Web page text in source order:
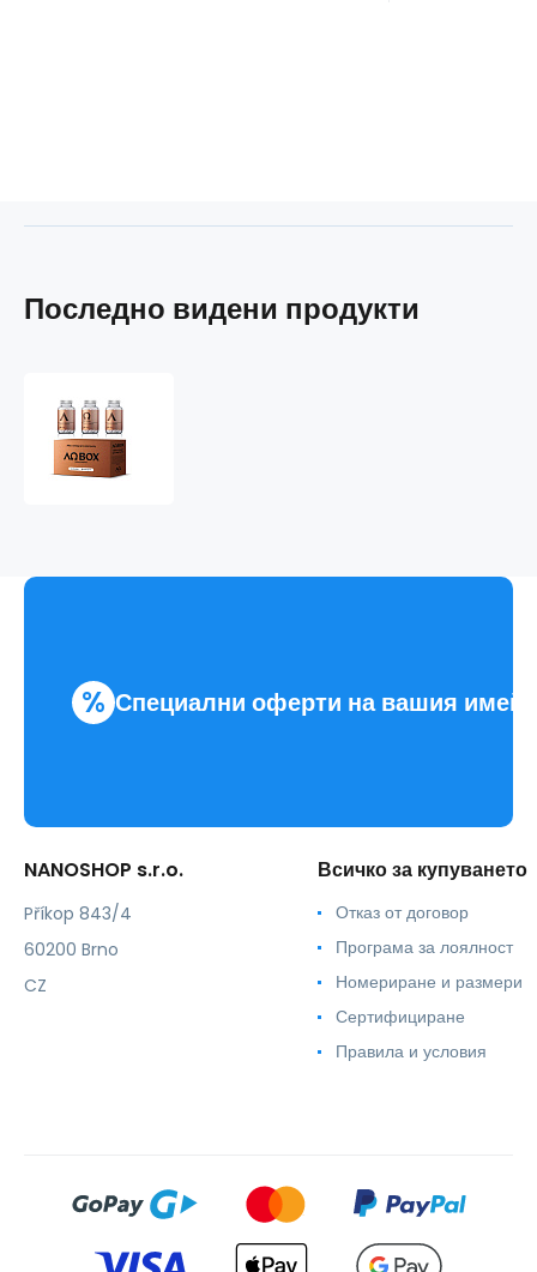
Последно видени продукти
% Специални оферти на вашия
NANOSHOP s.r.o.
Příkop 843/4
60200 Brno
CZ
Всичко за купуването
Отказ от договор
Програма за лоялност
Номериране и размери
Сертифициране
Правила и условия